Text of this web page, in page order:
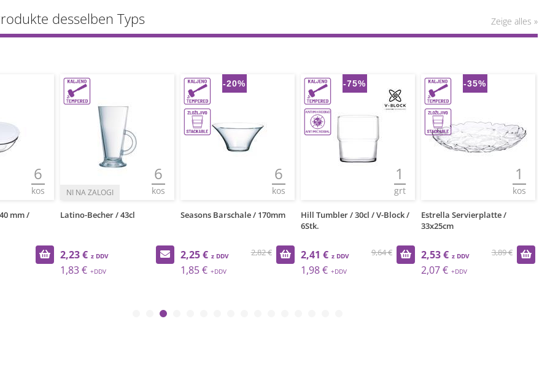
desselben Typs Zeige alles »
6
kos
mm /
6
kos
Latino-Becher / 43cl
2,23 €
1,83 €
-20%
6
kos
Seasons Barschale / 170mm
2,82 €
2,25 €
1,85 €
-75%
1
grt
Hill Tumbler / 30cl / V-Block /
6Stk.
9,64 €
2,41 €
1,98 €
-35%
1
kos
Estrella Servierplatte /
33x25cm
3,89 €
2,53 €
2,07 €